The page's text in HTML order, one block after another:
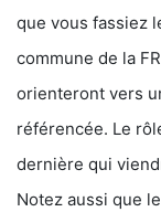
que vous fassiez
commune de la
orienteront vers
référencée. Le
dernière qui
Notez aussi que